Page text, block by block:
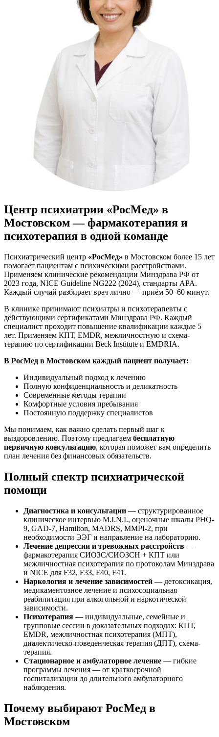
Центр психиатрии «РосМед» в
Мостовском — фармакотерапия и
психотерапия в одной команде
Психиатрический центр «РосМед» в Мостовском более 15 лет
помогает пациентам с психическими расстройствами.
Применяем клинические рекомендации Минздрава РФ от
2023 года, NICE Guideline NG222 (2024), стандарты APA.
Каждый случай разбирает врач лично — приём 50–60 минут.
В клинике принимают психиатры и психотерапевты с
действующими сертификатами Минздрава РФ. Каждый
специалист проходит повышение квалификации каждые 5
лет. Применяем КПТ, EMDR, межличностную и схема-
терапию по сертификации Beck Institute и EMDRIA.
В РосМед в Мостовском каждый пациент получает:
Индивидуальный подход к лечению
Полную конфиденциальность и деликатность
Современные методы терапии
Комфортные условия пребывания
Постоянную поддержку специалистов
Мы понимаем, как важно сделать первый шаг к
выздоровлению. Поэтому предлагаем бесплатную
первичную консультацию, которая поможет вам определить
план лечения без финансовых обязательств.
Полный спектр психиатрической
помощи
Диагностика и консультации — структурированное
клиническое интервью M.I.N.I., оценочные шкалы PHQ-
9, GAD-7, Hamilton, MADRS, MMPI-2, при
необходимости ЭЭГ и направление на лабораторию.
Лечение депрессии и тревожных расстройств —
фармакотерапия СИОЗС/СИОЗСН + КПТ или
межличностная психотерапия по протоколам Минздрава
и NICE для F32, F33, F40, F41.
Наркология и лечение зависимостей — детоксикация,
медикаментозное лечение и психосоциальная
реабилитация при алкогольной и наркотической
зависимости.
Психотерапия — индивидуальные, семейные и
групповые сессии в доказательных подходах: КПТ,
EMDR, межличностная психотерапия (МПТ),
диалектическо-поведенческая терапия (ДПТ), схема-
терапия.
Стационарное и амбулаторное лечение — гибкие
программы лечения — от краткосрочной
госпитализации до длительного амбулаторного
наблюдения.
Почему выбирают РосМед в
Мостовском